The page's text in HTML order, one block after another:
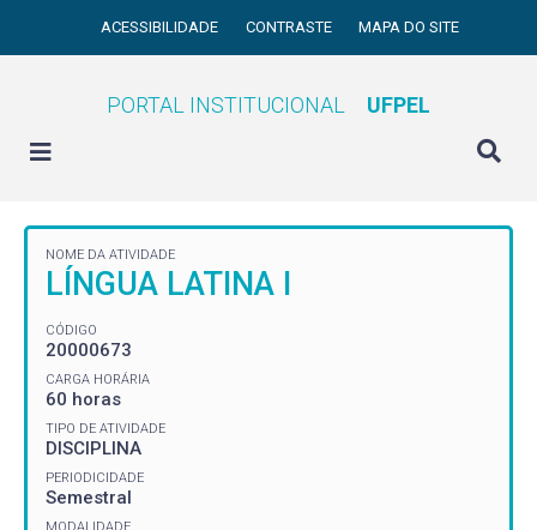
ACESSIBILIDADE CONTRASTE MAPA DO SITE
PORTAL INSTITUCIONAL UFPEL
NOME DA ATIVIDADE
LÍNGUA LATINA I
CÓDIGO
20000673
CARGA HORÁRIA
60 horas
TIPO DE ATIVIDADE
DISCIPLINA
PERIODICIDADE
Semestral
MODALIDADE